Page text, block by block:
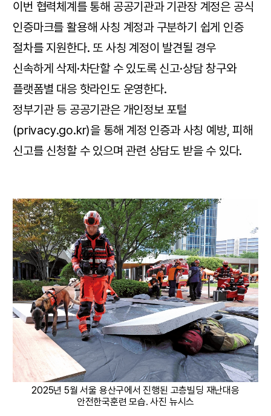
이번 협력체계를 통해 공공기관과 기관장 계정은 공식
인증마크를 활용해 사칭 계정과 구분하기 쉽게 인증
절차를 지원한다. 또 사칭 계정이 발견될 경우
신속하게 삭제·차단할 수 있도록 신고·상담 창구와
플랫폼별 대응 핫라인도 운영한다.
정부기관 등 공공기관은 개인정보 포털
(privacy.go.kr)을 통해 계정 인증과 사칭 예방, 피해
신고를 신청할 수 있으며 관련 상담도 받을 수 있다.
2025년 5월 서울 용산구에서 진행된 고층빌딩 재난대응
안전한국훈련 모습. 사진 뉴시스